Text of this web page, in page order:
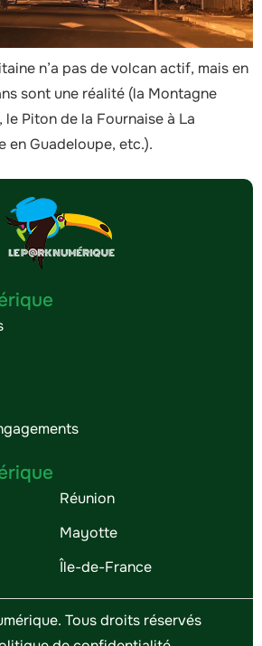
n’a pas de volcan actif, mais en
sont une réalité (la Montagne
le Piton de la Fournaise à La
en Guadeloupe, etc.).
Réunion
Mayotte
Île-de-France
Tous droits réservés